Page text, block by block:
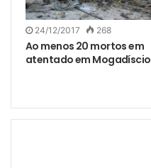
24/12/2017 268
Ao menos 20 mortos em
atentado em Mogadíscio